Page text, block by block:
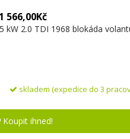
1 566,00Kč
kW 2.0 TDI 1968 blokáda
skladem (expedice do 3
Koupit ihned!